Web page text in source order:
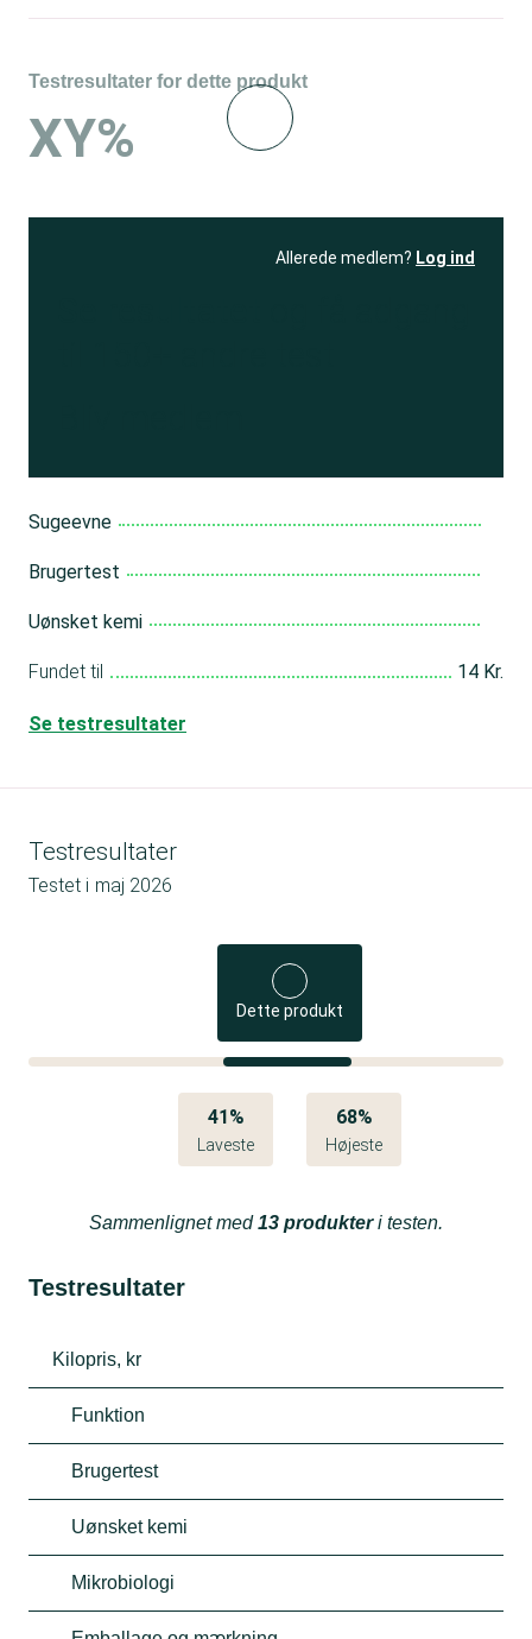
Testresultater for dette produkt
XY%
Allerede medlem? Log ind
Sugeevne
Brugertest
Uønsket kemi
Fundet til 14 Kr.
Se testresultater
Testresultater
Testet i maj 2026
Dette produkt
41%
Laveste
68%
Højeste
Sammenlignet med13 produkteri testen.
Testresultater
Kilopris, kr
Funktion
Brugertest
Uønsket kemi
Mikrobiologi